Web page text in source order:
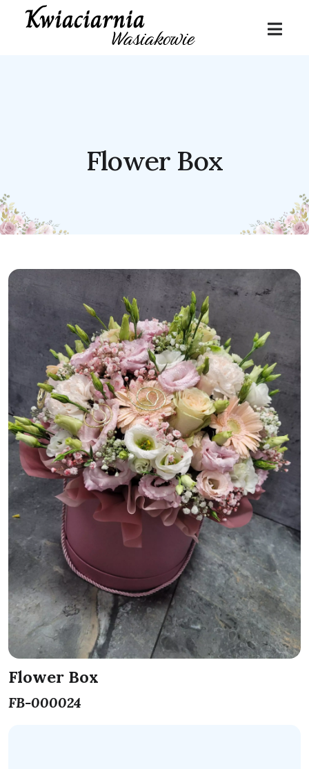
Flower Box
Flower Box
FB-000024